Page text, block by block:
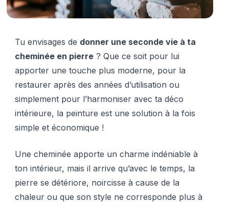
Tu envisages de donner une seconde vie à ta
cheminée en pierre ? Que ce soit pour lui
apporter une touche plus moderne, pour la
restaurer après des années d’utilisation ou
simplement pour l’harmoniser avec ta déco
intérieure, la peinture est une solution à la fois
simple et économique !
Une cheminée apporte un charme indéniable à
ton intérieur, mais il arrive qu’avec le temps, la
pierre se détériore, noircisse à cause de la
chaleur ou que son style ne corresponde plus à